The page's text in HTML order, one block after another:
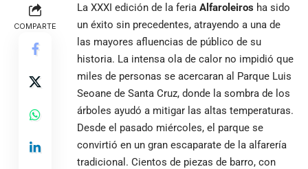
COMPARTE
La XXXI edición de la feria Alfaroleiros ha sido
un éxito sin precedentes, atrayendo a una de
las mayores afluencias de público de su
historia. La intensa ola de calor no impidió que
miles de personas se acercaran al Parque Luis
Seoane de Santa Cruz, donde la sombra de los
árboles ayudó a mitigar las altas temperaturas.
Desde el pasado miércoles, el parque se
convirtió en un gran escaparate de la alfarería
tradicional. Cientos de piezas de barro, con